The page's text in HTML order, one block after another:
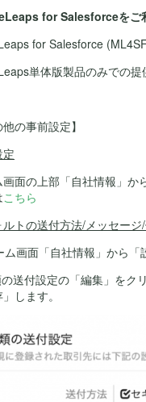
for Salesforceをご
for Salesforce
単体版製品のみでの提
他の事前設定】
定
面の上部「自社情報」か
こちら
トの送付方法/メッセージ
ム画面「自社情報」から「
送付設定の「編集」をク
」します。